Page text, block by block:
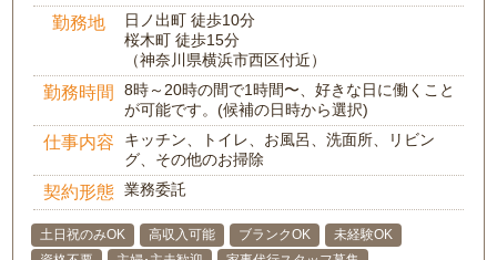
勤務地
日ノ出町 徒歩10分
桜木町 徒歩15分
（神奈川県横浜市西区付近）
勤務時間
8時～20時の間で1時間〜、好きな日に働くこと
が可能です。(候補の日時から選択)
仕事内容
キッチン、トイレ、お風呂、洗面所、リビン
グ、その他のお掃除
契約形態 業務委託
土日祝のみOK 高収入可能 ブランクOK
未経験OK